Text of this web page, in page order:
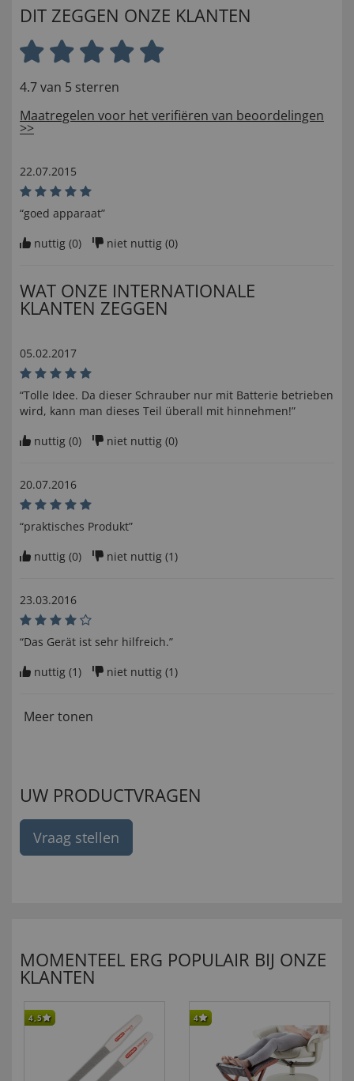
DIT ZEGGEN ONZE KLANTEN
4.7 van 5 sterren
Maatregelen voor het verifiëren van beoordelingen
>>
22.07.2015
“goed apparaat”
nuttig (0) niet nuttig (0)
WAT ONZE INTERNATIONALE
KLANTEN ZEGGEN
05.02.2017
“Tolle Idee. Da dieser Schrauber nur mit Batterie betrieben
wird, kann man dieses Teil überall mit hinnehmen!”
nuttig (0) niet nuttig (0)
20.07.2016
“praktisches Produkt”
nuttig (0) niet nuttig (1)
23.03.2016
“Das Gerät ist sehr hilfreich.”
nuttig (1) niet nuttig (1)
Meer tonen
UW PRODUCTVRAGEN
Vraag stellen
MOMENTEEL ERG POPULAIR BIJ ONZE
KLANTEN
4,5 4